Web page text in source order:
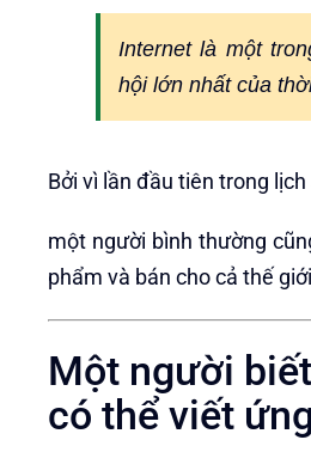
Internet là một
hội lớn nhất của
Bởi vì lần đầu tiên trong
một người bình thường
phẩm và bán cho cả thế
Một người
có thể viết